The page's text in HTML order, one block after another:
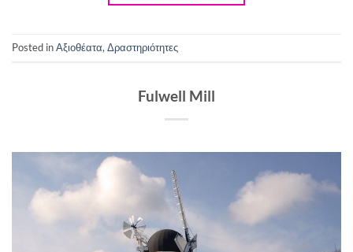
Posted inΑξιοθέατα,Δραστηριότητες
Fulwell Mill